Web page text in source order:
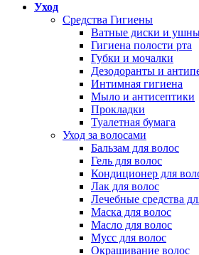
Уход
Средства Гигиены
Ватные диски и
Гигиена полости рта
Губки и мочалки
Дезодоранты и
Интимная гигиена
Мыло и антисептики
Прокладки
Туалетная бумага
Уход за волосами
Бальзам для волос
Гель для волос
Кондиционер для
Лак для волос
Лечебные средства
Маска для волос
Масло для волос
Мусс для волос
Окрашивание волос